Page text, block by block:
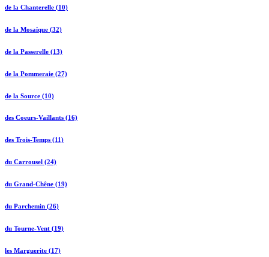
de la Chanterelle (10)
de la Mosaïque (32)
de la Passerelle (13)
de la Pommeraie (27)
de la Source (10)
des Coeurs-Vaillants (16)
des Trois-Temps (11)
du Carrousel (24)
du Grand-Chêne (19)
du Parchemin (26)
du Tourne-Vent (19)
les Marguerite (17)